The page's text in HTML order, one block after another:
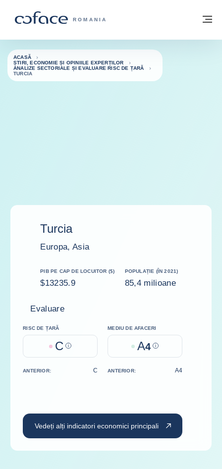
COFACE FOR TRADE - WEBSITE GRUP
ROMANIA
Înapoi la pagina de start
ACASĂ
ȘTIRI, ECONOMIE ȘI OPINIILE EXPERȚILOR
ANALIZE SECTORIALE ȘI EVALUARE RISC DE ȚARĂ
TURCIA
Turcia
Europa, Asia
PIB PE CAP DE LOCUITOR ($)
$13235.9
POPULAȚIE (ÎN 2021)
85,4 milioane
Evaluare
RISC DE ȚARĂ
C Help
MEDIU DE AFACERI
A4 Help
ANTERIOR: C ANTERIOR: A4
Vedeți alți indicatori economici principali